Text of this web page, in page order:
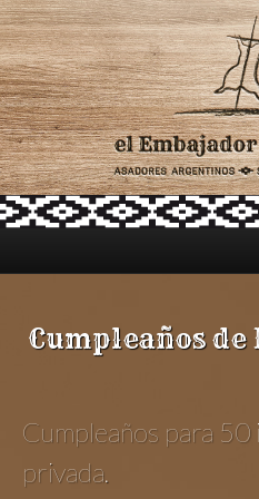
ASADORES PARA CATERING
CELEBRACIONES
LUGARES
Cumpleaños de
Cumpleaños para 50
privada.